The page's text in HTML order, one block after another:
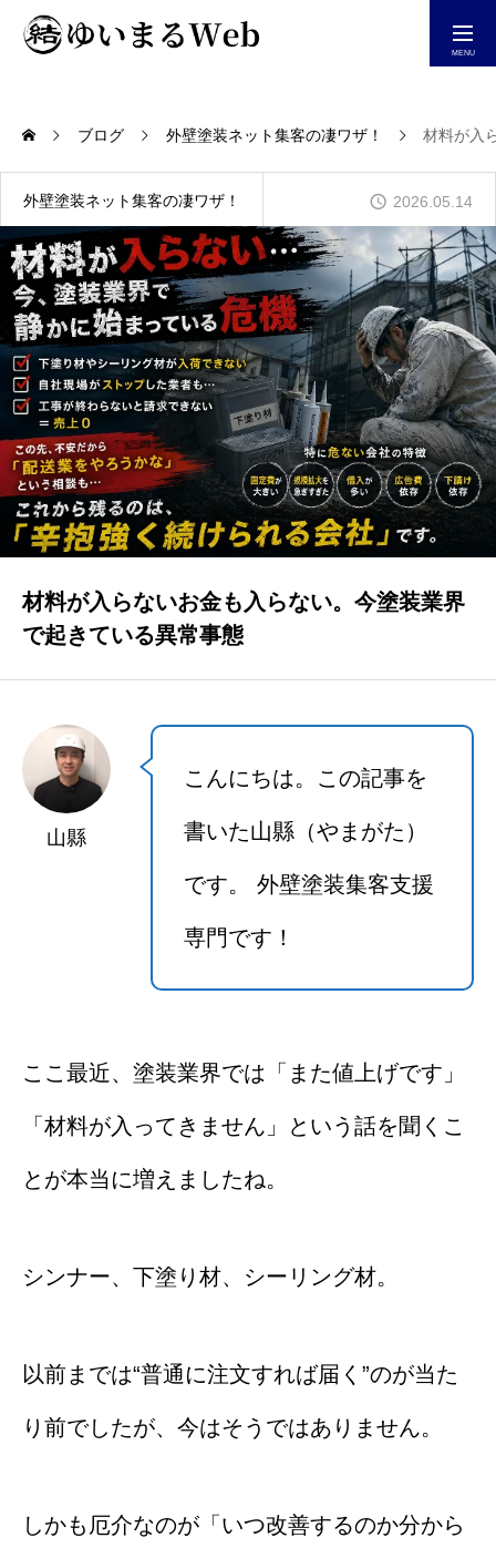
ホーム
自社仕事が増えるHP制作
ホームページ集客診断
YouTube＆Blog一覧
集客できました
お客様の声
事業案内
ブログ 外壁塗装ネット集客の凄ワザ！ 材料が入
外壁塗装ネット集客の凄ワザ！ 2026.05.14
材料が入らないお金も入らない。今塗装業界
で起きている異常事態
山縣
こんにちは。この記事を
書いた山縣（やまがた）
です。 外壁塗装集客支援
専門です！
ここ最近、塗装業界では「また値上げです」
「材料が入ってきません」という話を聞くこ
とが本当に増えましたね。
シンナー、下塗り材、シーリング材。
以前までは“普通に注文すれば届く”のが当た
り前でしたが、今はそうではありません。
しかも厄介なのが「いつ改善するのか分から